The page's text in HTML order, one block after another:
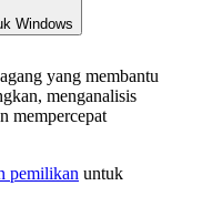
Windows
yang membantu
menganalisis
mempercepat
pemilikan untuk